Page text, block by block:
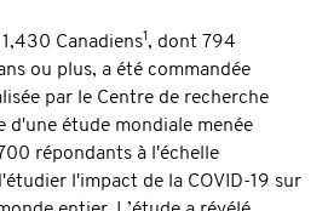
Canadiens1 , dont 794
ou plus, a été commandée
par le Centre de recherche
d'une étude mondiale menée
répondants à l'échelle
l'impact de la COVID-19 sur